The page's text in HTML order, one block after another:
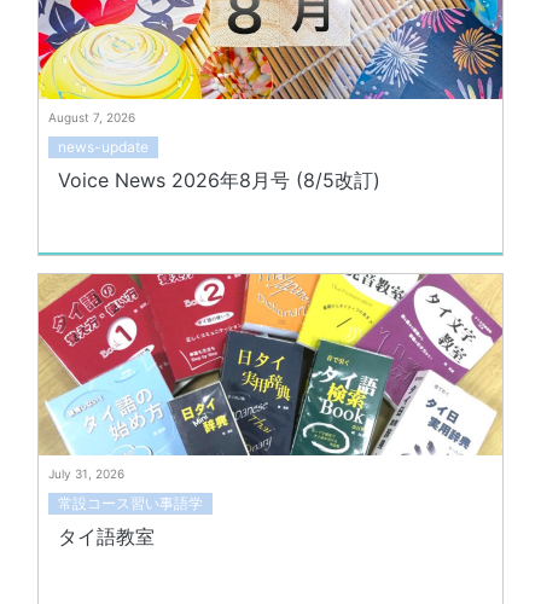
August 7, 2026
news-update
Voice News 2026年8月号 (8/5改訂)
July 31, 2026
常設コース習い事語学
タイ語教室